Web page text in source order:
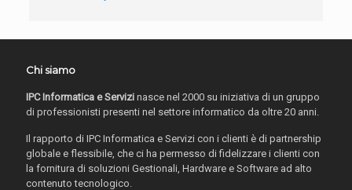
Chi siamo
IPC Informatica e Servizi nasce nel 2000 su iniziativa di un gruppo
di professionisti presenti nel settore informatico da oltre 20 anni.
Il rapporto di IPC Informatica e Servizi con i clienti è di partnership
globale e flessibile, che ci ha permesso di fidelizzare i clienti con
la fornitura di soluzioni Gestionali, Hardware e Software ad alto
contenuto tecnologico.